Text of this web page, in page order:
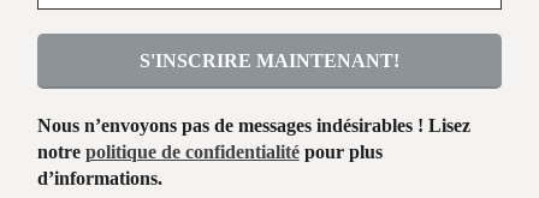
Nous n’envoyons pas de messages indésirables ! Lisez
notre politique de confidentialitépour plus
d’informations.